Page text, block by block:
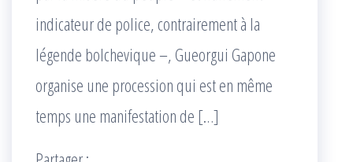
indicateur de police, contrairement à la
légende bolchevique –, Gueorgui Gapone
organise une procession qui est en même
temps une manifestation de […]